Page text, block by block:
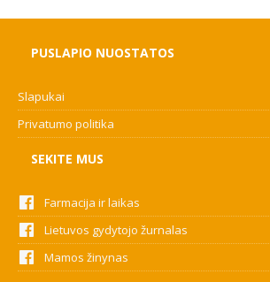
PUSLAPIO NUOSTATOS
Slapukai
Privatumo politika
SEKITE MUS
Farmacija ir laikas
Lietuvos gydytojo žurnalas
Mamos žinynas